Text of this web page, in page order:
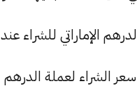
عند 13.27 جنيها، وللبيع عند 13.30 جنيها.